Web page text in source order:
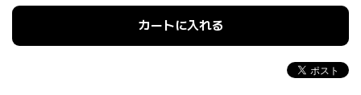
カートに入れる